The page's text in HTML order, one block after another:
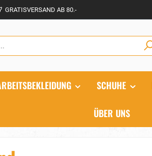
GRATISVERSAND AB 80.-
SCHUHE
ÜBER UNS